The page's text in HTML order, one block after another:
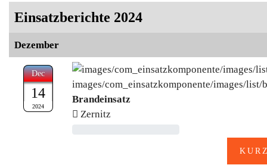
Einsatzberichte 2024
Dezember
Dec
14
2024
Brandeinsatz
Zernitz